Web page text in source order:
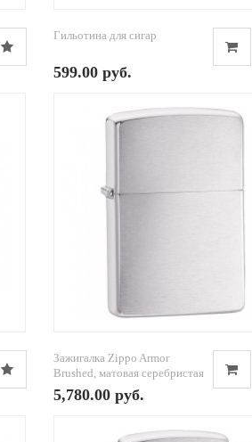
Гильотина для сигар
599.00 руб.
Зажигалка Zippo Armor
Brushed, матовая серебристая
5,780.00 руб.